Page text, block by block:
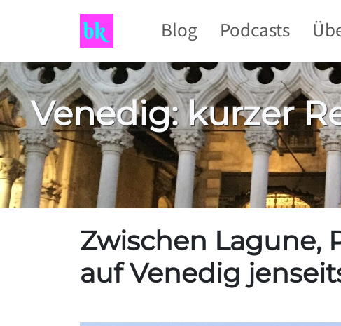
Blog Podcasts
Venedig: kurzer
Zwischen Lagune,
auf Venedig